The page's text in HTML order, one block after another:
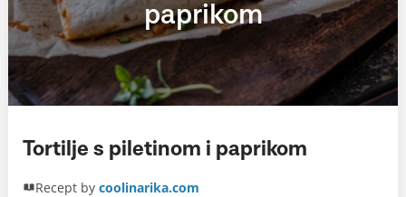
paprikom
Tortilje s piletinom i paprikom
Recept by coolinarika.com